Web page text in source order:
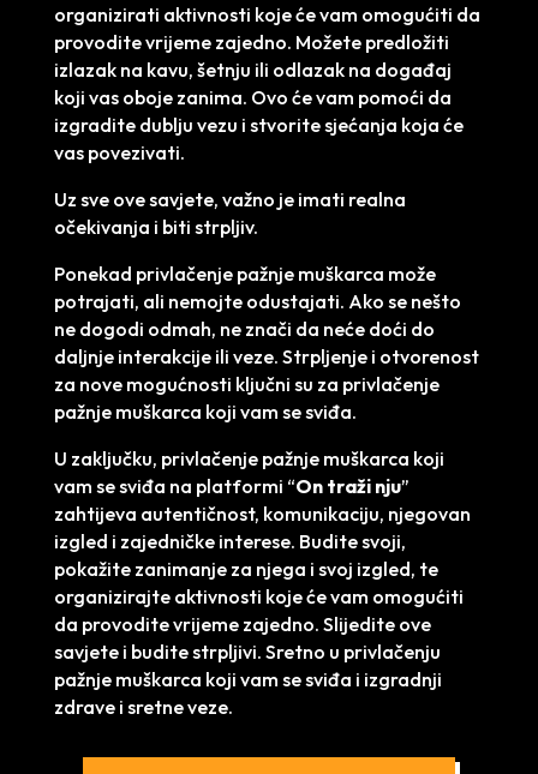
organizirati aktivnosti koje će vam omogućiti da
provodite vrijeme zajedno. Možete predložiti
izlazak na kavu, šetnju ili odlazak na događaj
koji vas oboje zanima. Ovo će vam pomoći da
izgradite dublju vezu i stvorite sjećanja koja će
vas povezivati.
Uz sve ove savjete, važno je imati realna
očekivanja i biti strpljiv.
Ponekad privlačenje pažnje muškarca može
potrajati, ali nemojte odustajati. Ako se nešto
ne dogodi odmah, ne znači da neće doći do
daljnje interakcije ili veze. Strpljenje i otvorenost
za nove mogućnosti ključni su za privlačenje
pažnje muškarca koji vam se sviđa.
U zaključku, privlačenje pažnje muškarca koji
vam se sviđa na platformi “On traži nju”
zahtijeva autentičnost, komunikaciju, njegovan
izgled i zajedničke interese. Budite svoji,
pokažite zanimanje za njega i svoj izgled, te
organizirajte aktivnosti koje će vam omogućiti
da provodite vrijeme zajedno. Slijedite ove
savjete i budite strpljivi. Sretno u privlačenju
pažnje muškarca koji vam se sviđa i izgradnji
zdrave i sretne veze.